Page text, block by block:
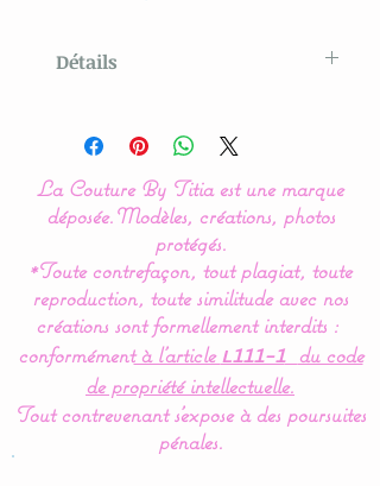
Détails
By Titia
Les rubans de différentes
couleurs et matières
permettent de développer
les sens de bébé.
Le doudou est doublé de
polaire pour une douceur
et une chaleur
incomparable.
La Couture By Titia est une marque
déposée.Modèles, créations, photos
protégés.
*Toute contrefaçon, tout plagiat, toute
reproduction, toute similitude avec nos
créations sont formellement interdits :
conformémentà l’article L111-1
du code
de propriété intellectuelle.
Tout contrevenant s'expose à des poursuites
pénales.